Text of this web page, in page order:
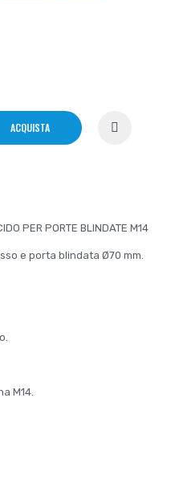
ACQUISTA
PER PORTE BLINDATE M14
e porta blindata Ø70 mm.
M14.